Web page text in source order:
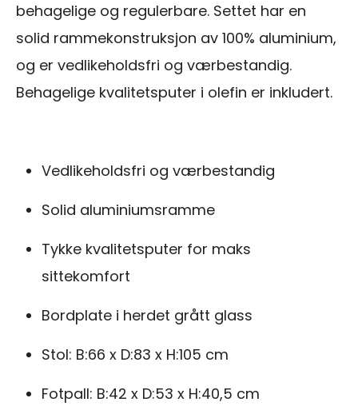
behagelige og regulerbare. Settet har en
solid rammekonstruksjon av 100% aluminium,
og er vedlikeholdsfri og værbestandig.
Behagelige kvalitetsputer i olefin er inkludert.
Vedlikeholdsfri og værbestandig
Solid aluminiumsramme
Tykke kvalitetsputer for maks
sittekomfort
Bordplate i herdet grått glass
Stol: B:66 x D:83 x H:105 cm
Fotpall: B:42 x D:53 x H:40,5 cm